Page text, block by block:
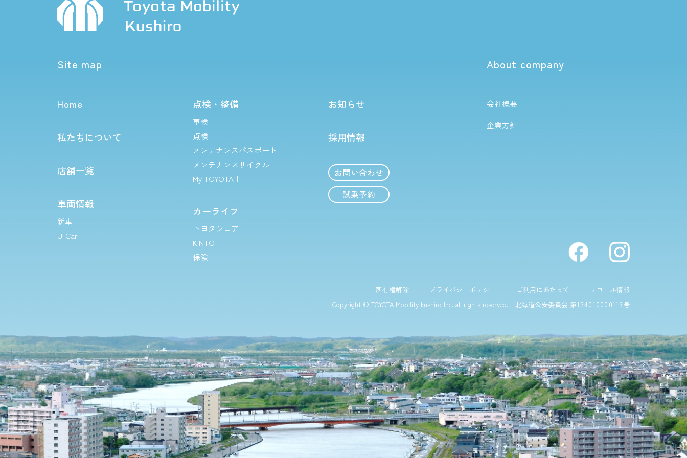
Site map
Home
私たちについて
店舗一覧
車両情報
新車
U-Car
点検・整備
車検
点検
メンテナンスパスポート
メンテナンスサイクル
My TOYOTA＋
カーライフ
トヨタシェア
KINTO
保険
お知らせ
採用情報
お問い合わせ
試乗予約
About company
会社概要
企業方針
所有権解除 プライバシーポリシー ご利用にあたって
リコール情報
Copyright © TOYOTA Mobility kushiro Inc.all rights reserved. 北海道公安委員会 第134010000113号